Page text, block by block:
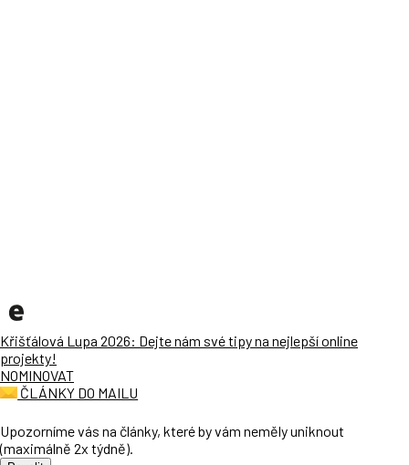
Křišťálová Lupa 2026: Dejte nám své tipy na nejlepší online
projekty!
NOMINOVAT
ČLÁNKY DO MAILU
Upozorníme vás na články, které by vám neměly uniknout
(maximálně 2x týdně).